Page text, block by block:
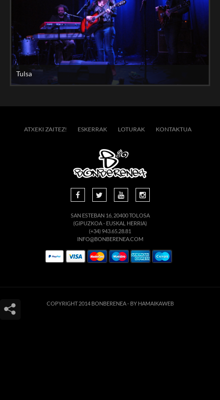
Tulsa
ATXEKI ZAITEZ! ESKERRAK LOTURAK KONTAKTUA
SAN ESTEBAN 16, 20400 TOLOSA
(GIPUZKOA - EUSKAL HERRIA)
(+34) 943.65.28.81
INFO@BONBERENEA.COM
COPYRIGHT 2014 BONBERENEA - BY HAMAIKAWEB